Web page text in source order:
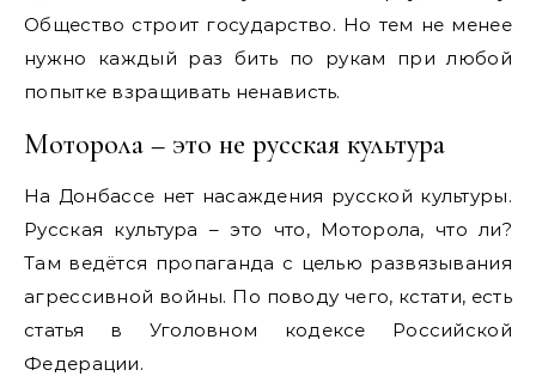
Общество строит государство. Но тем не менее
нужно каждый раз бить по рукам при любой
попытке взращивать ненависть.
Моторола – это не русская культура
На Донбассе нет насаждения русской культуры.
Русская культура – это что, Моторола, что ли?
Там ведётся пропаганда с целью развязывания
агрессивной войны. По поводу чего, кстати, есть
статья в Уголовном кодексе Российской
Федерации.